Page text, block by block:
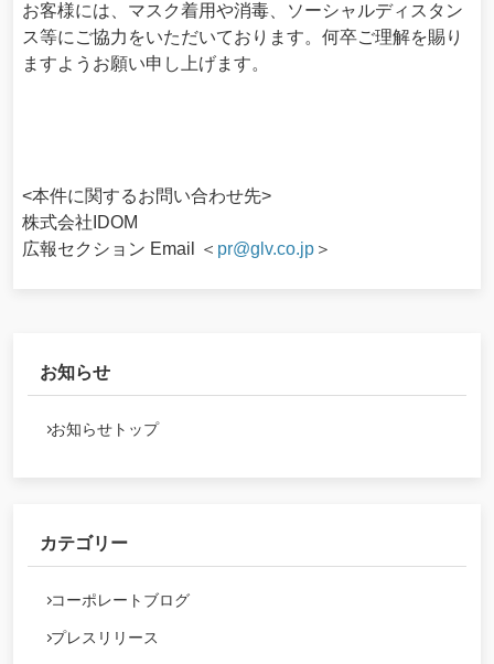
お客様には、マスク着⽤や消毒、ソーシャルディスタン
ス等にご協⼒をいただいております。何卒ご理解を賜り
ますようお願い申し上げます。
<本件に関するお問い合わせ先>
株式会社IDOM
広報セクション Email ＜ pr@glv.co.jp ＞
お知らせ
お知らせトップ
カテゴリー
コーポレートブログ
プレスリリース